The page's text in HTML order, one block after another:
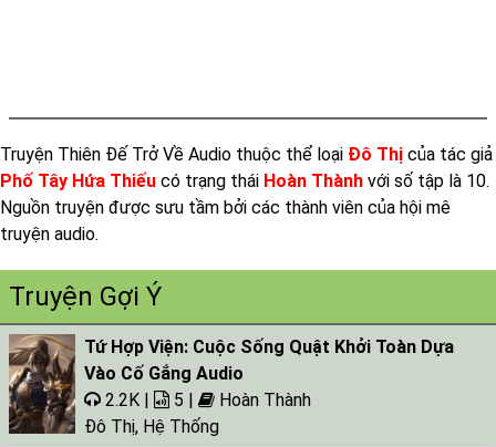
Truyện Thiên Đế Trở Về Audio thuộc thể loại Đô Thị của tác giả
Phố Tây Hứa Thiếu có trạng thái Hoàn Thành với số tập là 10.
Nguồn truyện được sưu tầm bởi các thành viên của hội mê
truyện audio.
Truyện Gợi Ý
Tứ Hợp Viện: Cuộc Sống Quật Khởi Toàn Dựa
Vào Cố Gắng Audio
2.2K |
5 |
Hoàn Thành
Đô Thị, Hệ Thống